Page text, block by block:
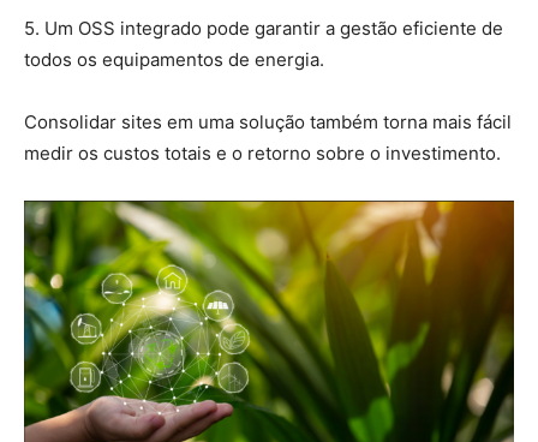
5. Um OSS integrado pode garantir a gestão eficiente de
todos os equipamentos de energia.
Consolidar sites em uma solução também torna mais fácil
medir os custos totais e o retorno sobre o investimento.